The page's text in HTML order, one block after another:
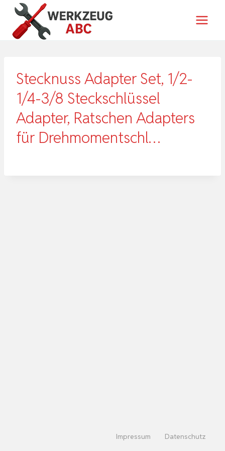
Zum
Inhalt
springen
Stecknuss Adapter Set, 1/2-
1/4-3/8 Steckschlüssel
Adapter, Ratschen Adapters
für Drehmomentschl…
Impressum Datenschutz